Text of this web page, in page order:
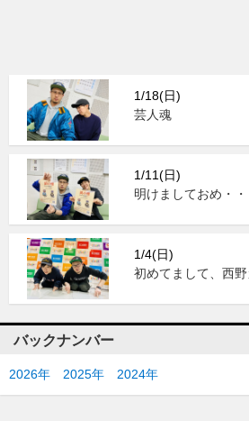
1/18(日)
芸人魂
1/11(日)
明けましておめ・・
1/4(日)
初めてまして、西
バックナンバー
2026年 2025年 2024年